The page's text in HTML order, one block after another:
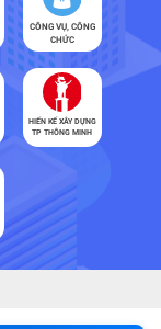
CÔNG VỤ, CÔNG
CHỨC
HIẾN KẾ XÂY DỰNG
TP THÔNG MINH